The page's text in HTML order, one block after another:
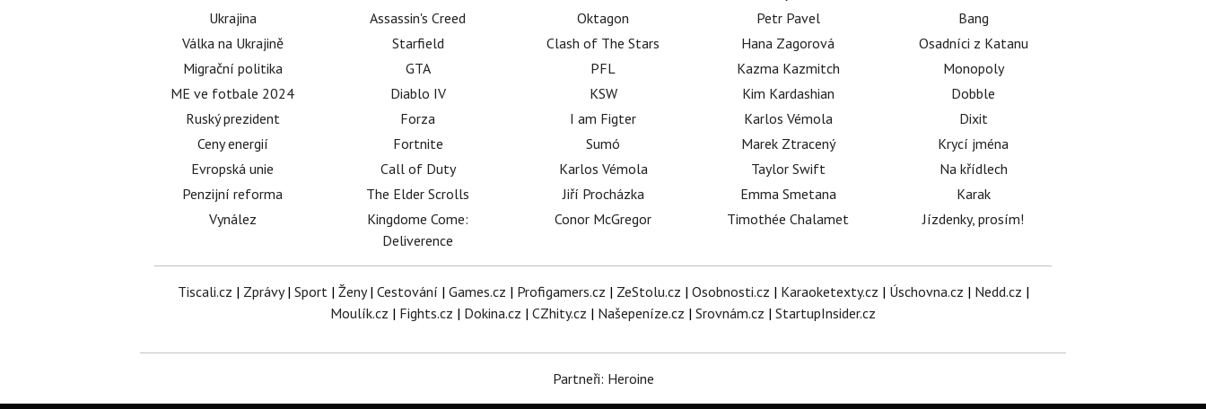
Ukrajina
Válka na Ukrajině
Migrační politika
ME ve fotbale 2024
Ruský prezident
Ceny energií
Evropská unie
Penzijní reforma
Vynález
Assassin's Creed
Starfield
GTA
Diablo IV
Forza
Fortnite
Call of Duty
The Elder Scrolls
Kingdome Come:
Deliverence
Oktagon
Clash of The Stars
PFL
KSW
I am Figter
Sumó
Karlos Vémola
Jiří Procházka
Conor McGregor
Petr Pavel
Hana Zagorová
Kazma Kazmitch
Kim Kardashian
Karlos Vémola
Marek Ztracený
Taylor Swift
Emma Smetana
Timothée Chalamet
Bang
Osadníci z Katanu
Monopoly
Dobble
Dixit
Krycí jména
Na křídlech
Karak
Jízdenky, prosím!
Tiscali.cz | Zprávy| Sport| Ženy| Cestování | Games.cz | Profigamers.cz | ZeStolu.cz | Osobnosti.cz | Karaoketexty.cz | Úschovna.cz | Nedd.cz |
Moulík.cz | Fights.cz | Dokina.cz | CZhity.cz | Našepeníze.cz | Srovnám.cz | StartupInsider.cz
Partneři: Heroine